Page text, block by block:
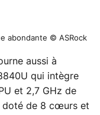
abondante © ASRock
aussi à
qui intègre
et 2,7 GHz de
doté de 8 cœurs et